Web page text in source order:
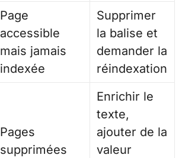
Page
accessible
mais jamais
indexée
Supprimer
la balise et
demander la
réindexation
Pages
supprimées
Enrichir le
texte,
ajouter de la
valeur